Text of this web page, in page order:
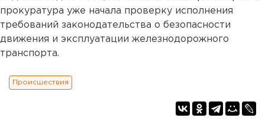
прокуратура уже начала проверку исполнения
требований законодательства о безопасности
движения и эксплуатации железнодорожного
транспорта.
Происшествия